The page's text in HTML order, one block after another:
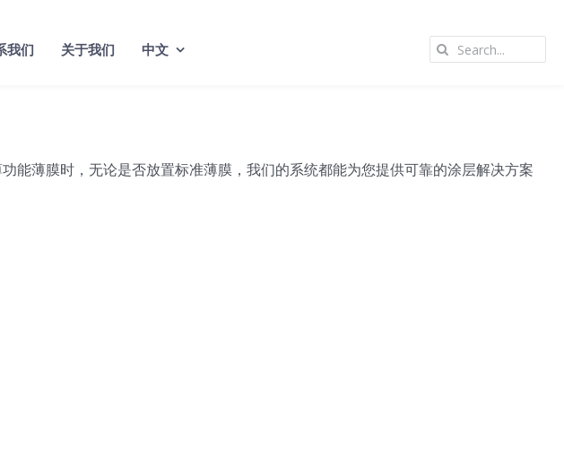
我们 关于我们 中文
Search
能薄膜时，无论是否放置标准薄膜，我们的系统都能为您提供可靠的涂层解决方案